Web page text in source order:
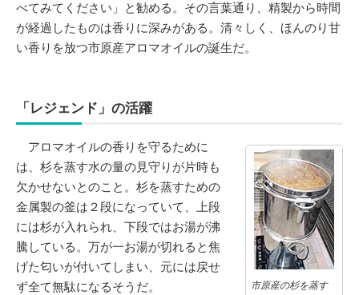
べてみてください」と勧める。その言葉通り、精製から時間
が経過したものは香りに深みがある。清々しく、ほんのり甘
い香りを放つ市原産アロマオイルの誕生だ。
「レジェンド」の活躍
市原産の杉を蒸す
アロマオイルの香りを守るために
は、杉を蒸す水の量の見守りが片時も
欠かせないとのこと。杉を蒸すための
金属製の釜は２段になっていて、上段
には杉が入れられ、下段ではお湯が沸
騰している。万が一お湯が切れると焦
げた匂いが付いてしまい、元には戻せ
ず全て無駄になるそうだ。